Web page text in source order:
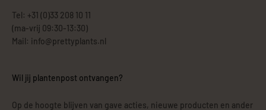
Tel: +31 (0)33 208 10 11
(ma-vrij 09:30-13:30)
Mail: info@prettyplants.nl
Wil jij plantenpost ontvangen?
Op de hoogte blijven van gave acties, nieuwe producten en ander